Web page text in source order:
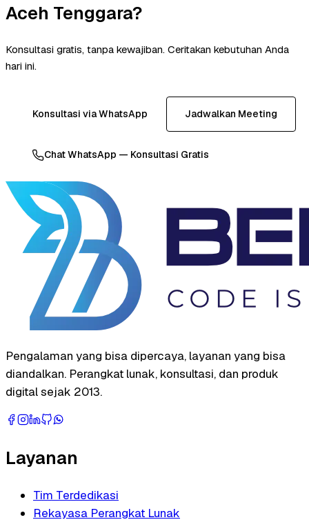
Aceh Tenggara?
Konsultasi gratis, tanpa kewajiban. Ceritakan kebutuhan Anda
hari ini.
Konsultasi via WhatsApp Jadwalkan Meeting
Chat WhatsApp — Konsultasi Gratis
Pengalaman yang bisa dipercaya, layanan yang bisa
diandalkan. Perangkat lunak, konsultasi, dan produk
digital sejak 2013.
Layanan
Tim Terdedikasi
Rekayasa Perangkat Lunak